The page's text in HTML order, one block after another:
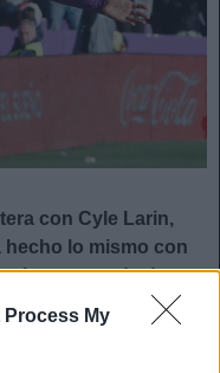
Process My
con Cyle Larin,
hecho lo mismo con
la temporada de